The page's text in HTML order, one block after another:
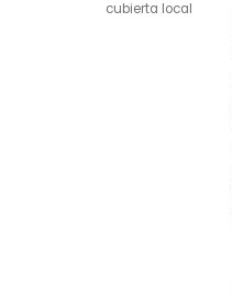
cubierta local